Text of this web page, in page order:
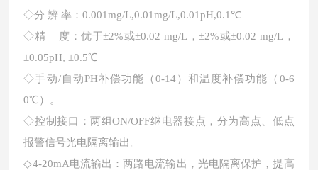
◇分 辨 率：0.001mg/L,0.01mg/L,0.01pH,0.1℃
◇精 度：优于±2%或±0.02 mg/L，±2%或±0.02 mg/L，
±0.05pH, ±0.5℃
◇手动/自动PH补偿功能（0-14）和温度补偿功能（0-6
0℃）。
◇控制接口：两组ON/OFF继电器接点，分为高点、低点
报警信号光电隔离输出。
◇4-20mA电流输出：两路电流输出，光电隔离保护，提高